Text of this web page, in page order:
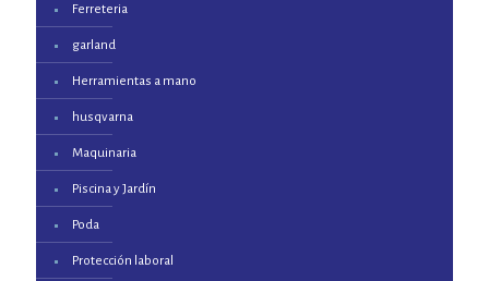
Ferreteria
garland
Herramientas a mano
husqvarna
Maquinaria
Piscina y Jardín
Poda
Protección laboral